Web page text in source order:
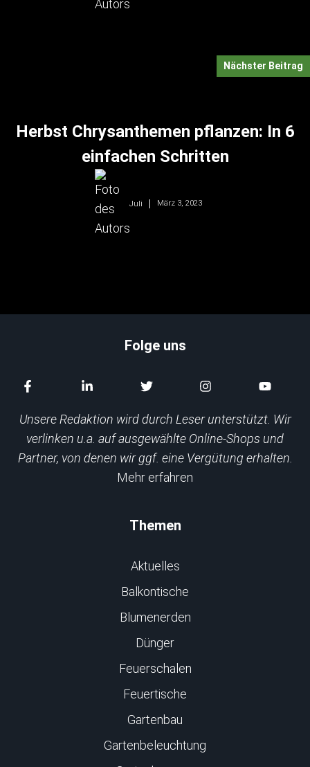
Nächster Beitrag
Herbst Chrysanthemen pflanzen: In 6
einfachen Schritten
Juli März 3, 2023
Folge uns
Unsere Redaktion wird durch Leser unterstützt. Wir
verlinken u.a. auf ausgewählte Online-Shops und
Partner, von denen wir ggf. eine Vergütung erhalten.
Mehr erfahren
Themen
Aktuelles
Balkontische
Blumenerden
Dünger
Feuerschalen
Feuertische
Gartenbau
Gartenbeleuchtung